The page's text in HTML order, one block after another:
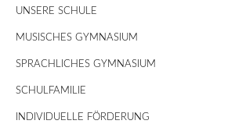
UNSERE SCHULE
MUSISCHES GYMNASIUM
SPRACHLICHES GYMNASIUM
SCHULFAMILIE
INDIVIDUELLE FÖRDERUNG